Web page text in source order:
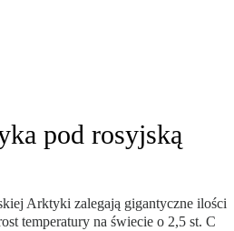
pod rosyjską
Arktyki zalegają gigantyczne ilości
temperatury na świecie o 2,5 st. C